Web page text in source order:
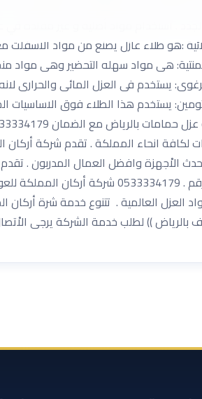
العزل المائى . 1− الاغشية الطلائية :هو طلاء
لتسرب المياه . 2−العوازل الاسمنتية: هى مواد
. 3− مادة البولى يوريثين الرغوى: يستخدم فى العزل
على شكل غشاء رغوى سائل . 4−طلاء البيتومين: يستخدم
لكافة انحاء المملكة . تقدم شركة
الاْجهزة وافضل العمال المدربون .
المزيد من العروض والخدمات يمكنكم
العزل العالمية . تتنوع خدمة شرة
)) لطلب خدمة الشركة يرجى الاْتصال بالرقم